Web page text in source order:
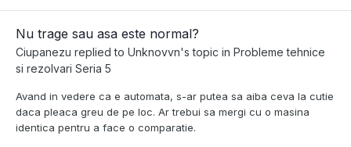
Nu trage sau asa este normal?
Ciupanezu replied to Unknovvn's topic in Probleme tehnice
si rezolvari Seria 5
Avand in vedere ca e automata, s-ar putea sa aiba ceva la cutie
daca pleaca greu de pe loc. Ar trebui sa mergi cu o masina
identica pentru a face o comparatie.